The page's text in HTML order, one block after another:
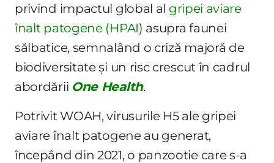
privind impactul global al gripei aviare
înalt patogene (HPAI) asupra faunei
sălbatice, semnalând o criză majoră de
biodiversitate și un risc crescut în cadrul
abordării One Health.
Potrivit WOAH, virusurile H5 ale gripei
aviare înalt patogene au generat,
începând din 2021, o panzootie care s-a